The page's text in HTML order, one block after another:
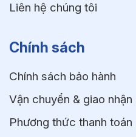
Liên hệ chúng tôi
Chính sách
Chính sách bảo hành
Vận chuyển & giao nhận
Phương thức thanh toán